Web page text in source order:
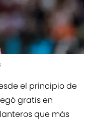
el principio de
gratis en
que más